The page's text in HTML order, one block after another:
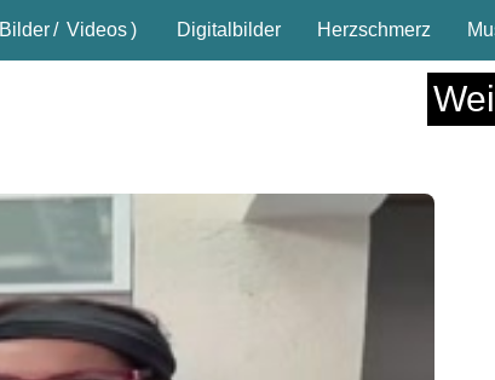
Bilder/ Videos) Digitalbilder Herzschmerz